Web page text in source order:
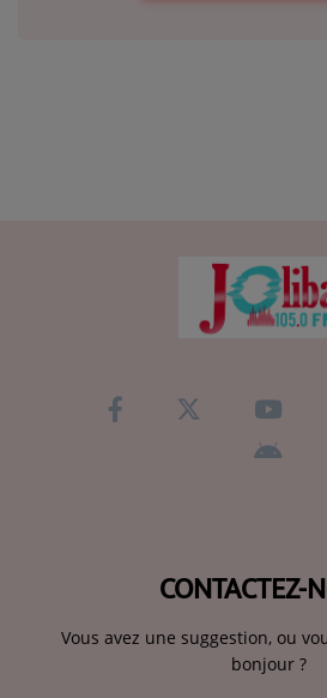
CONTACTEZ-
Vous avez une suggestion, ou
bonjour ?